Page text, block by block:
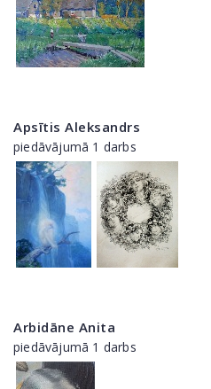
Apsītis Aleksandrs
piedāvājumā 1 darbs
Arbidāne Anita
piedāvājumā 1 darbs